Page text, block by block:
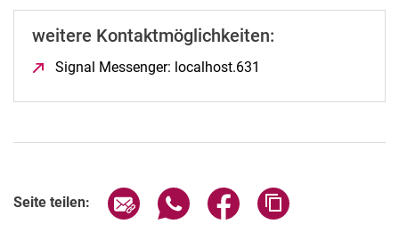
weitere Kontaktmöglichkeiten:
Signal Messenger: localhost.631
Seite teilen: Seite über E-Mail teilen
Seite über WhatsApp teilen
Seite über Facebook